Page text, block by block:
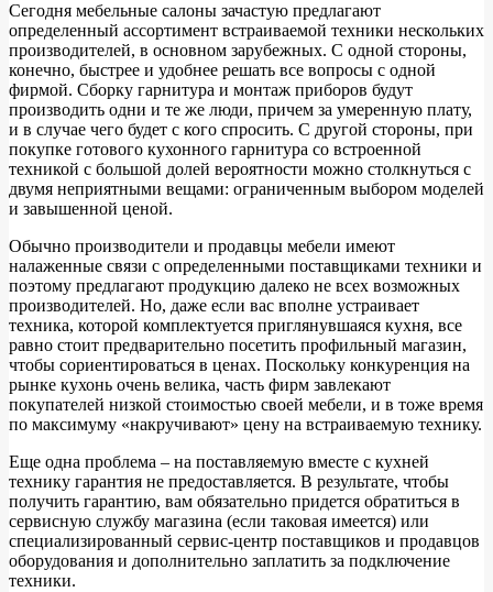
Сегодня мебельные салоны зачастую предлагают
определенный ассортимент встраиваемой техники нескольких
производителей, в основном зарубежных. С одной стороны,
конечно, быстрее и удобнее решать все вопросы с одной
фирмой. Сборку гарнитура и монтаж приборов будут
производить одни и те же люди, причем за умеренную плату,
и в случае чего будет с кого спросить. С другой стороны, при
покупке готового кухонного гарнитура со встроенной
техникой с большой долей вероятности можно столкнуться с
двумя неприятными вещами: ограниченным выбором моделей
и завышенной ценой.
Обычно производители и продавцы мебели имеют
налаженные связи с определенными поставщиками техники и
поэтому предлагают продукцию далеко не всех возможных
производителей. Но, даже если вас вполне устраивает
техника, которой комплектуется приглянувшаяся кухня, все
равно стоит предварительно посетить профильный магазин,
чтобы сориентироваться в ценах. Поскольку конкуренция на
рынке кухонь очень велика, часть фирм завлекают
покупателей низкой стоимостью своей мебели, и в тоже время
по максимуму «накручивают» цену на встраиваемую технику.
Еще одна проблема – на поставляемую вместе с кухней
технику гарантия не предоставляется. В результате, чтобы
получить гарантию, вам обязательно придется обратиться в
сервисную службу магазина (если таковая имеется) или
специализированный сервис-центр поставщиков и продавцов
оборудования и дополнительно заплатить за подключение
техники.